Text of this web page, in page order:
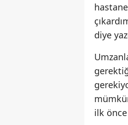
diye
ilk